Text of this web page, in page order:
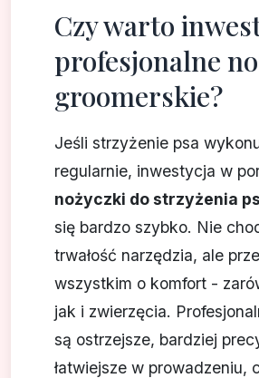
Czy warto
profesjonalne
groomerskie?
Jeśli strzyżenie psa
regularnie, inwestycja w
nożyczki do strzyżenia
się bardzo szybko. Nie
trwałość narzędzia, ale
wszystkim o komfort -
jak i zwierzęcia.
są ostrzejsze, bardziej
łatwiejsze w prowadzeniu,